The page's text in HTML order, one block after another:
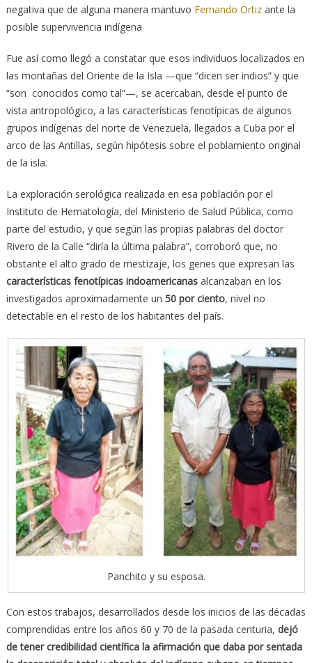
negativa que de alguna manera mantuvo Fernando Ortizante la
posible supervivencia indígena
Fue así como llegó a constatar que esos individuos localizados en
las montañas del Oriente de la Isla —que “dicen ser indios” y que
“son conocidos como tal”—, se acercaban, desde el punto de
vista antropológico, a las características fenotípicas de algunos
grupos indígenas del norte de Venezuela, llegados a Cuba por el
arco de las Antillas, según hipótesis sobre el poblamiento original
de la isla.
La exploración serológica realizada en esa población por el
Instituto de Hematología, del Ministerio de Salud Pública, como
parte del estudio, y que según las propias palabras del doctor
Rivero de la Calle “diría la última palabra”, corroboró que, no
obstante el alto grado de mestizaje, los genes que expresan las
características fenotípicas indoamericanasalcanzaban en los
investigados aproximadamente un 50 por ciento, nivel no
detectable en el resto de los habitantes del país.
Panchito y su esposa.
Con estos trabajos, desarrollados desde los inicios de las décadas
comprendidas entre los años 60 y 70 de la pasada centuria, dejó
de tener credibilidad científica la afirmación que daba por sentada